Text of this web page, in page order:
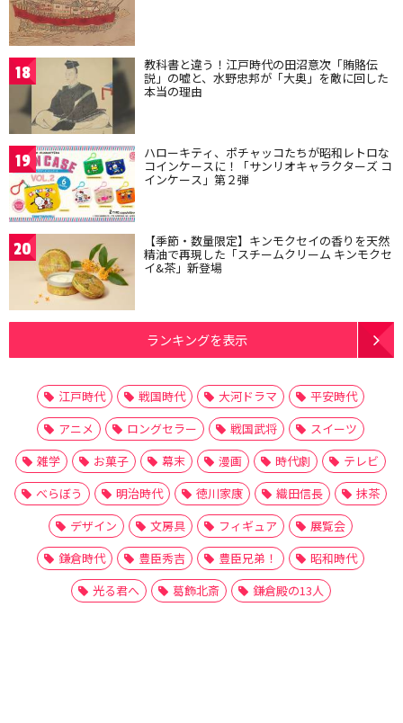
18 教科書と違う！江戸時代の田沼意次「賄賂伝
説」の嘘と、水野忠邦が「大奥」を敵に回した
本当の理由
19 ハローキティ、ポチャッコたちが昭和レトロな
コインケースに！「サンリオキャラクターズ コ
インケース」第２弾
20 【季節・数量限定】キンモクセイの香りを天然
精油で再現した「スチームクリーム キンモクセ
イ&茶」新登場
ランキングを表示
江戸時代 戦国時代 大河ドラマ
平安時代
アニメ
ロングセラー 戦国武将
スイーツ
雑学
お菓子 幕末 漫画 時代劇
テレビ
べらぼう
明治時代 徳川家康 織田信長
抹茶
デザイン
文房具 フィギュア
展覧会
鎌倉時代
豊臣秀吉 豊臣兄弟！
昭和時代
光る君へ
葛飾北斎 鎌倉殿の13人